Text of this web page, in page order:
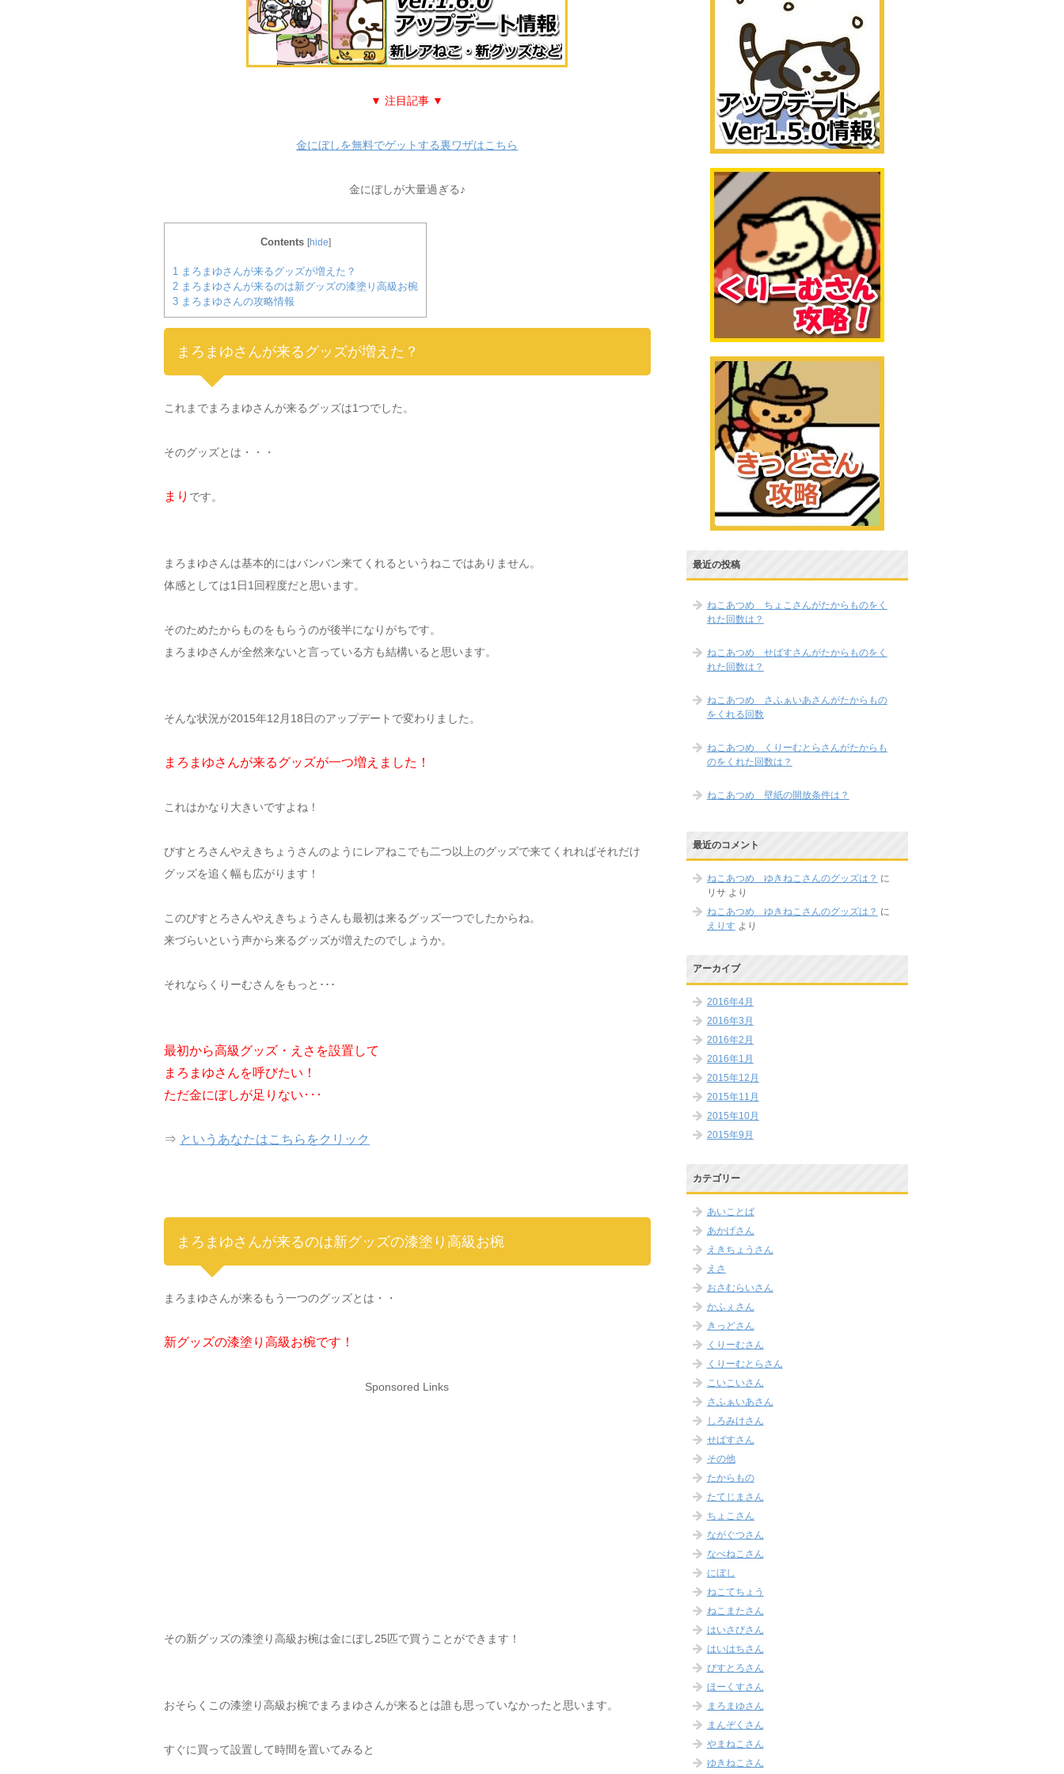
▼ 注目記事 ▼
金にぼしを無料でゲットする裏ワザはこちら
金にぼしが大量過ぎる♪
Contents [hide]
1
まろまゆさんが来るグッズが増えた？
2 まろまゆさんが来るのは新グッズの漆塗り高級お椀
3 まろまゆさんの攻略情報
まろまゆさんが来るグッズが増えた？
これまでまろまゆさんが来るグッズは1つでした。
そのグッズとは・・・
まり です。
まろまゆさんは基本的にはバンバン来てくれるというねこではありません。
体感としては1日1回程度だと思います。
そのためたからものをもらうのが後半になりがちです。
まろまゆさんが全然来ないと言っている方も結構いると思います。
そんな状況が2015年12月18日のアップデートで変わりました。
まろまゆさんが来るグッズが一つ増えました！
これはかなり大きいですよね！
びすとろさんやえきちょうさんのようにレアねこでも二つ以上のグッズで来てくれればそれだけ
グッズを追く幅も広がります！
このびすとろさんやえきちょうさんも最初は来るグッズ一つでしたからね。
来づらいという声から来るグッズが増えたのでしょうか。
それならくりーむさんをもっと･･･
最初から高級グッズ・えさを設置して
まろまゆさんを呼びたい！
ただ金にぼしが足りない･･･
⇒ というあなたはこちらをクリック
まろまゆさんが来るのは新グッズの漆塗り高級お椀
まろまゆさんが来るもう一つのグッズとは・・
新グッズの漆塗り高級お椀です！
Sponsored Links
その新グッズの漆塗り高級お椀は金にぼし25匹で買うことができます！
おそらくこの漆塗り高級お椀でまろまゆさんが来るとは誰も思っていなかったと思います。
すぐに買って設置して時間を置いてみると
最近の投稿
ねこあつめ ちょこさんがたからものをく
れた回数は？
ねこあつめ せばすさんがたからものをく
れた回数は？
ねこあつめ さふぁいあさんがたからもの
をくれる回数
ねこあつめ くりーむとらさんがたからも
のをくれた回数は？
ねこあつめ 壁紙の開放条件は？
最近のコメント
ねこあつめ ゆきねこさんのグッズは？ に
リサより
ねこあつめ ゆきねこさんのグッズは？ に
えりす より
アーカイブ
2016年4月
2016年3月
2016年2月
2016年1月
2015年12月
2015年11月
2015年10月
2015年9月
カテゴリー
あいことば
あかげさん
えきちょうさん
えさ
おさむらいさん
かふぇさん
きっどさん
くりーむさん
くりーむとらさん
こいこいさん
さふぁいあさん
しろみけさん
せばすさん
その他
たからもの
たてじまさん
ちょこさん
ながぐつさん
なべねこさん
にぼし
ねこてちょう
ねこまたさん
はいさびさん
はいはちさん
びすとろさん
ほーくすさん
まろまゆさん
まんぞくさん
やまねこさん
ゆきねこさん